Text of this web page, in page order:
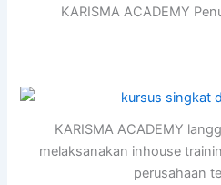
KARISMA ACADEMY
KARISMA ACADEMY
melaksanakan inhouse
perusahaan